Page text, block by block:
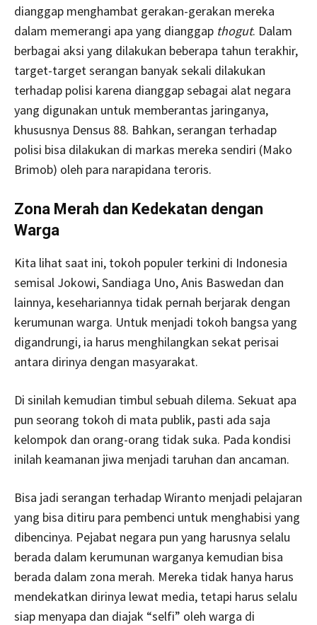
dianggap menghambat gerakan-gerakan mereka
dalam memerangi apa yang dianggap thogut. Dalam
berbagai aksi yang dilakukan beberapa tahun terakhir,
target-target serangan banyak sekali dilakukan
terhadap polisi karena dianggap sebagai alat negara
yang digunakan untuk memberantas jaringanya,
khususnya Densus 88. Bahkan, serangan terhadap
polisi bisa dilakukan di markas mereka sendiri (Mako
Brimob) oleh para narapidana teroris.
Zona Merah dan Kedekatan dengan
Warga
Kita lihat saat ini, tokoh populer terkini di Indonesia
semisal Jokowi, Sandiaga Uno, Anis Baswedan dan
lainnya, kesehariannya tidak pernah berjarak dengan
kerumunan warga. Untuk menjadi tokoh bangsa yang
digandrungi, ia harus menghilangkan sekat perisai
antara dirinya dengan masyarakat.
Di sinilah kemudian timbul sebuah dilema. Sekuat apa
pun seorang tokoh di mata publik, pasti ada saja
kelompok dan orang-orang tidak suka. Pada kondisi
inilah keamanan jiwa menjadi taruhan dan ancaman.
Bisa jadi serangan terhadap Wiranto menjadi pelajaran
yang bisa ditiru para pembenci untuk menghabisi yang
dibencinya. Pejabat negara pun yang harusnya selalu
berada dalam kerumunan warganya kemudian bisa
berada dalam zona merah. Mereka tidak hanya harus
mendekatkan dirinya lewat media, tetapi harus selalu
siap menyapa dan diajak “selfi” oleh warga di